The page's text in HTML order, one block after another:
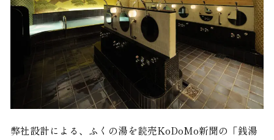
弊社設計による、ふくの湯を読売KoDoMo新聞の「銭湯